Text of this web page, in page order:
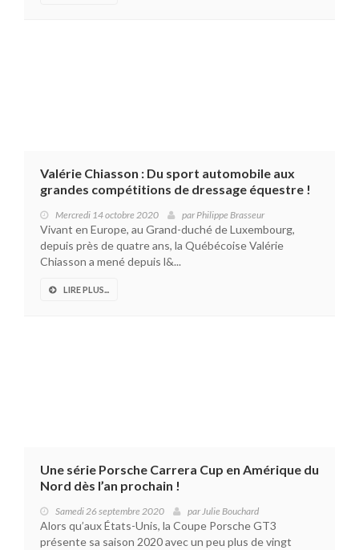
Valérie Chiasson : Du sport automobile aux
grandes compétitions de dressage équestre !
Mercredi 14 octobre 2020 parPhilippe Brasseur
Vivant en Europe, au Grand-duché de Luxembourg,
depuis près de quatre ans, la Québécoise Valérie
Chiasson a mené depuis l&...
LIRE PLUS...
Une série Porsche Carrera Cup en Amérique du
Nord dès l’an prochain !
Samedi 26 septembre 2020 parJulie Bouchard
Alors qu’aux États-Unis, la Coupe Porsche GT3
présente sa saison 2020 avec un peu plus de vingt